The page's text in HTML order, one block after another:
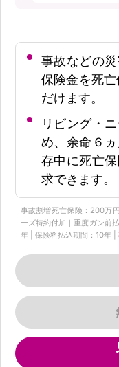
事故などの
保険金を死
だけます。
リビング・
め、余命６
存中に死亡
求できます。
事故割増死亡保険：200万
ーズ特約付加｜重度ガン前
年 | 保険料払込期間：10